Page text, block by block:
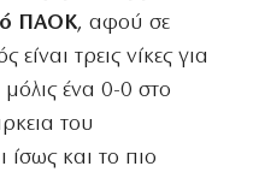
ΠΑΟΚ, αφού σε
τρεις νίκες για
ένα 0-0 στο
του
ίσως και το πιο